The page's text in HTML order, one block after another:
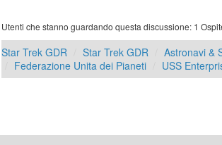
Utenti che stanno guardando questa discussione: 1
Star Trek GDR Star Trek GDR
Astronavi &
Federazione Unita dei Pianeti
USS